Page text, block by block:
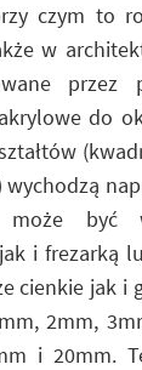
czym to
w
przez
do
może być
i frezarką
cienkie jak i
2mm,
i 20mm.